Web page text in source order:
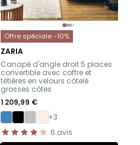
Offre spéciale -10%
ZARIA
-
Canapé d'angle droit 5 places
convertible avec coffre et
têtières en velours côtelé
grosses côtes
1 209,99 €
+3
6 avis